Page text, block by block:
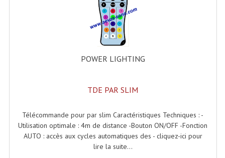
Enceintes Monitoring
Filtres Actifs, Correcteurs
Filtres Passifs
Haut-Parleurs Amplis Guitare
Moteurs Pavillons Pour Enceinte
POWER LIGHTING
TDE PAR SLIM
Télécommande pour par slim Caractéristiques Techniques : -
Utilisation optimale : 4m de distance -Bouton ON/OFF -Fonction
AUTO : accès aux cycles automatiques des - cliquez-ici pour
lire la suite...